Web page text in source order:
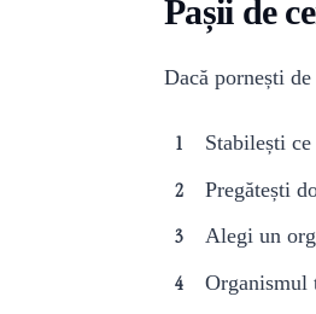
Pașii de
Dacă pornești
Stabilești
Pregătești
Alegi un
Organismul